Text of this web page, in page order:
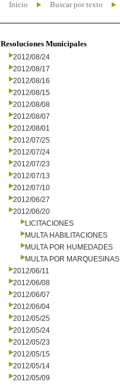
Inicio Buscar por texto
Resoluciones Municipales
2012/08/24
2012/08/17
2012/08/16
2012/08/15
2012/08/08
2012/08/07
2012/08/01
2012/07/25
2012/07/24
2012/07/23
2012/07/13
2012/07/10
2012/06/27
2012/06/20
LICITACIONES
MULTA HABILITACIONES
MULTA POR HUMEDADES
MULTA POR MARQUESINAS
2012/06/11
2012/06/08
2012/06/07
2012/06/04
2012/05/25
2012/05/24
2012/05/23
2012/05/15
2012/05/14
2012/05/09